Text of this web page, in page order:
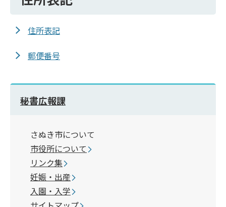
住所表記
郵便番号
秘書広報課
さぬき市について
市役所について
リンク集
妊娠・出産
入園・入学